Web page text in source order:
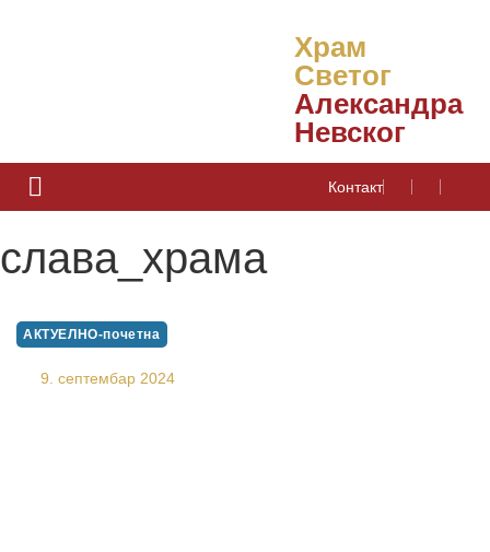
Храм
Светог
Александра
Невског
Контакт
слава_храма
АКТУЕЛНО-почетна
9. септембар 2024